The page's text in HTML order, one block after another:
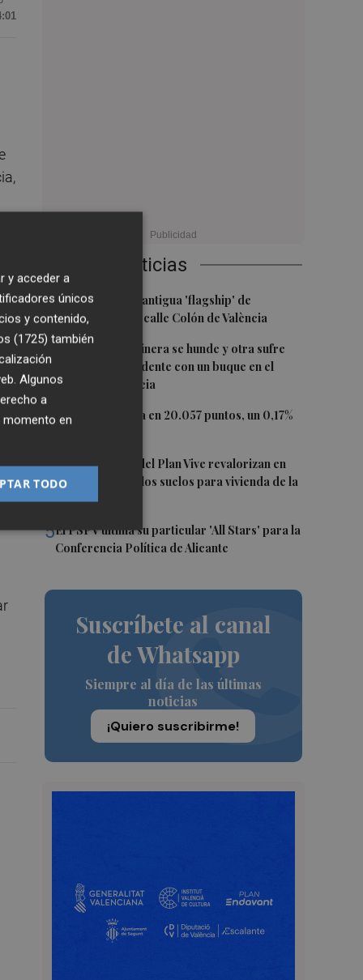
Últimas Noticias
1 Oysho ocupa la antigua 'flagship' de
Nespresso en la calle Colón de València
2 Una batea clochinera se hunde y otra sufre
daños en un incidente con un buque en el
puerto de Valencia
3 El Ibex 35 cierra en 20.057 puntos, un 0,17%
4Los concursos del Plan Vive revalorizan en
casi 12 millones los suelos para vivienda de la
Generalitat
5El PSPV ultima su particular 'All Stars' para la
Conferencia Política de Alicante
Suscríbete al canal
de Whatsapp
Siempre al día de las últimas
noticias
¡Quiero suscribirme!
y acceder a
únicos
y contenido,
(1725) también
Algunos
a
momento en
TODO